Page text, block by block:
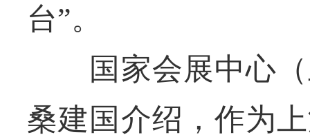
台”。
国家会展中心（
桑建国介绍，作为